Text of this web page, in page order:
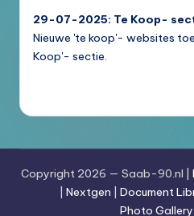
29-07-2025: Te Koop-
Nieuwe 'te koop'- websites
Koop'- sectie.
Copyright 2026 — Saab-90.nl |
Nextgen Document
Photo